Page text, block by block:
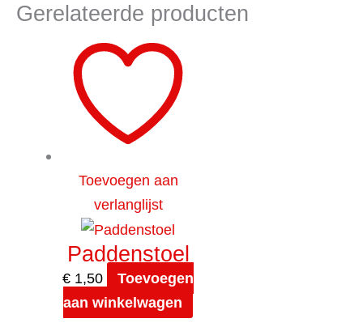
Gerelateerde producten
Toevoegen aan
verlanglijst
Paddenstoel
€1,50
Toevoegen
aan winkelwagen